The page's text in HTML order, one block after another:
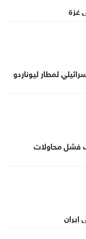
غزة
لمطار ليوناردو
فشل محاولات